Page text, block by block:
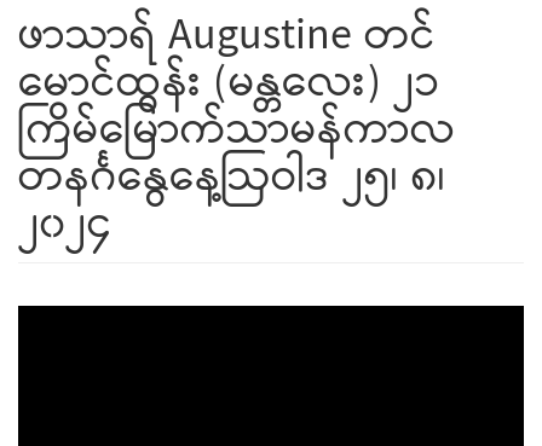
ဖာသာရ် Augustine တင်
မောင်ထွန်း (မန္တလေး) ၂၁
ကြိမ်မြောက်သာမန်ကာလ
တနင်္ဂနွေနေ့ဩဝါဒ ၂၅၊ ၈၊
၂၀၂၄